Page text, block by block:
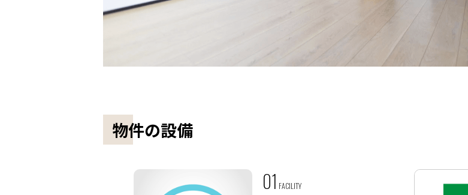
物件の設備
01 FACILITY